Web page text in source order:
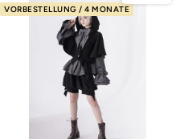
VORBESTELLUNG / 4 MONATE